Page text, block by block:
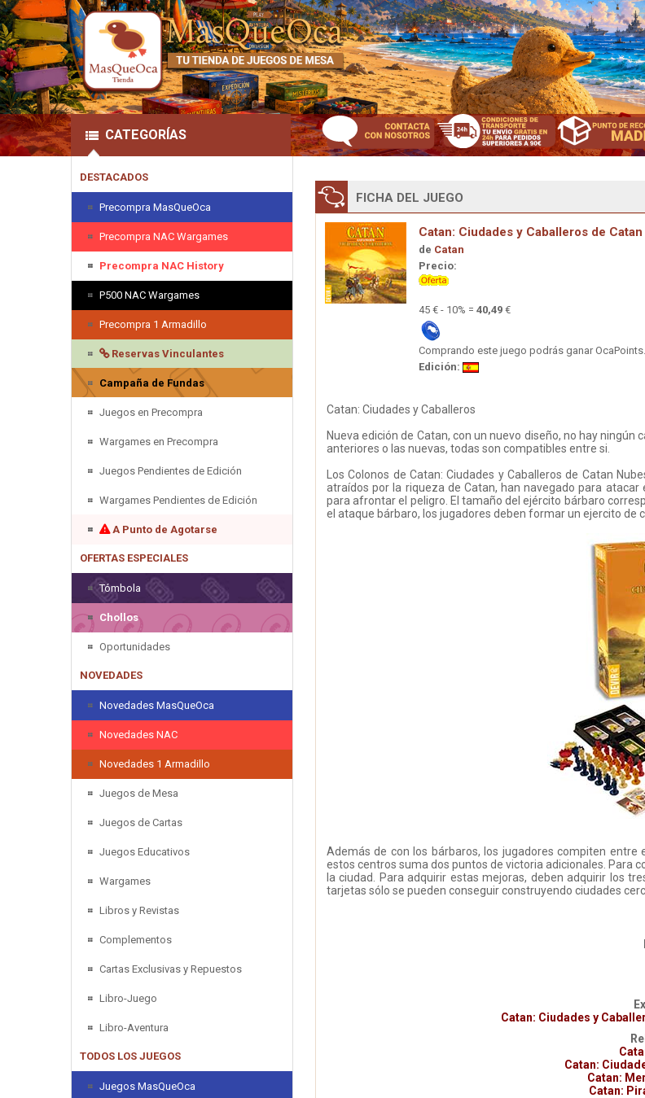
CATEGORÍAS
DESTACADOS
Precompra MasQueOca
Precompra NAC Wargames
Precompra NAC History
P500 NAC Wargames
Precompra 1 Armadillo
Reservas Vinculantes
Campaña de Fundas
Juegos en Precompra
Wargames en Precompra
Juegos Pendientes de Edición
Wargames Pendientes de Edición
A Punto de Agotarse
OFERTAS ESPECIALES
Tómbola
Chollos
Oportunidades
NOVEDADES
Novedades MasQueOca
Novedades NAC
Novedades 1 Armadillo
Juegos de Mesa
Juegos de Cartas
Juegos Educativos
Wargames
Libros y Revistas
Complementos
Cartas Exclusivas y Repuestos
Libro-Juego
Libro-Aventura
TODOS LOS JUEGOS
Juegos MasQueOca
FICHA DEL JUEGO
Catan: Ciudades y Caballeros de Catan
de Catan
Precio:
45 € - 10% = 40,49 €
Comprando este juego podrás ganar OcaPoints.
Edición:
Catan: Ciudades y Caballeros
Nueva edición de Catan, con un nuevo diseño, no hay
anteriores o las nuevas, todas son compatibles entre si.
Los Colonos de Catan: Ciudades y Caballeros de Catan
atraídos por la riqueza de Catan, han navegado para
para afrontar el peligro. El tamaño del ejército bárbaro
el ataque bárbaro, los jugadores deben formar un ejercito de
Además de con los bárbaros, los jugadores compiten
estos centros suma dos puntos de victoria adicionales. Para
la ciudad. Para adquirir estas mejoras, deben adquirir los
tarjetas sólo se pueden conseguir construyendo ciudades
Catan: Ciudades y
Catan:
Catan:
Catan: